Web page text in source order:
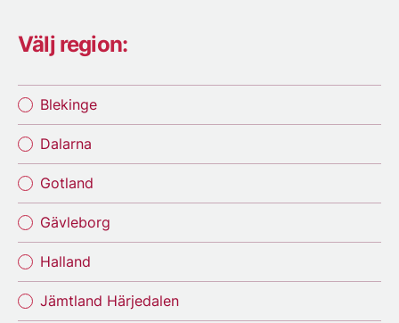
Välj region:
Blekinge
Dalarna
Gotland
Gävleborg
Halland
Jämtland Härjedalen